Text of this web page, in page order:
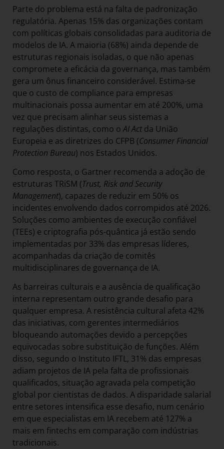
Parte do problema está na falta de padronização
regulatória. Apenas 15% das organizações contam
com políticas globais consolidadas para auditoria de
modelos de IA. A maioria (68%) ainda depende de
estruturas regionais isoladas, o que não apenas
compromete a eficácia da governança, mas também
gera um ônus financeiro considerável. Estima-se
que o custo de compliance para empresas
multinacionais possa aumentar em até 200%, uma
vez que precisam alinhar seus sistemas a
regulações distintas, como oAI Actda União
Europeia e as diretrizes do CFPB (Consumer Financial
Protection Bureau) nos Estados Unidos.
Como resposta, o Gartner recomenda a adoção de
estruturas TRiSM (Trust, Risk and Security
Management), capazes de reduzir em 50% os
incidentes envolvendo dados corrompidos até 2026.
Soluções como ambientes de execução confiável
(TEEs) e criptografia pós-quântica já estão sendo
implementadas por 33% das empresas líderes,
acompanhadas da criação de comitês
multidisciplinares de governança de IA.
As barreiras culturais e a ausência de qualificação
interna representam outro grande desafio para
qualquer empresa. A resistência cultural afeta 42%
das iniciativas, com gerentes intermediários
bloqueando automações devido a percepções
equivocadas sobre substituição de funções. Além
disso, segundo o Instituto IFTL, 31% das empresas
adiam projetos de IA pela falta de profissionais
qualificados, situação agravada pela competição
global por cientistas de dados. A disparidade salarial
entre setores intensifica esse desafio, num cenário
em que especialistas em IA recebem até 127% a
mais em fintechs em comparação com indústrias
tradicionais.